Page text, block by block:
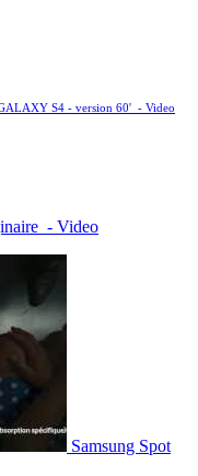
S4 - version 60' - Video
- Video
Samsung Spot